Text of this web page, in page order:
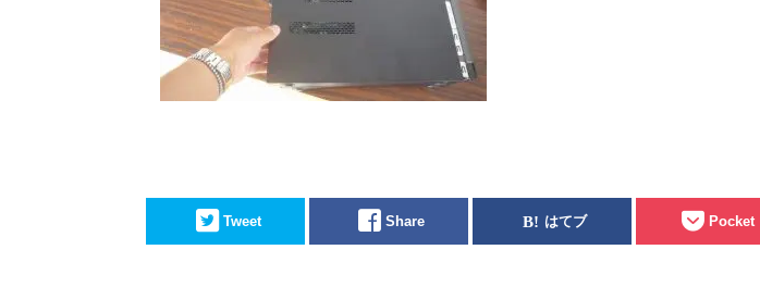
Tweet Share はてブ Pocket